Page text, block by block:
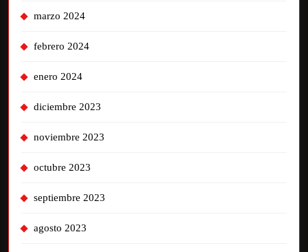
marzo 2024
febrero 2024
enero 2024
diciembre 2023
noviembre 2023
octubre 2023
septiembre 2023
agosto 2023